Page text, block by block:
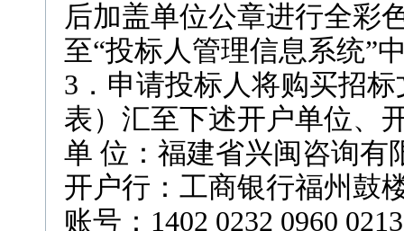
后加盖单位公章进行全彩
至“投标人管理信息系统”
3．申请投标人将购买招
表）汇至下述开户单位、
单 位：福建省兴闽咨询有
开户行：工商银行福州鼓
账号：1402 0232 0960